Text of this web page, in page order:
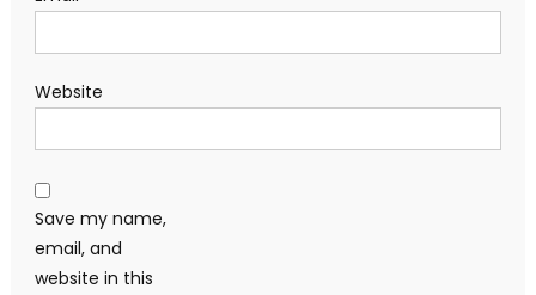
Website
Save my name,
email, and
website in this